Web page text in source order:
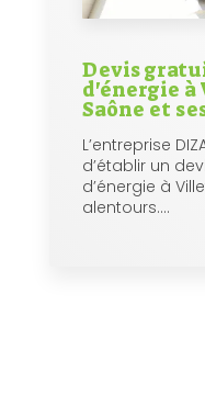
Devis
d'énergie
Saône et
L’entreprise
d’établir un
d’énergie à
alentours....